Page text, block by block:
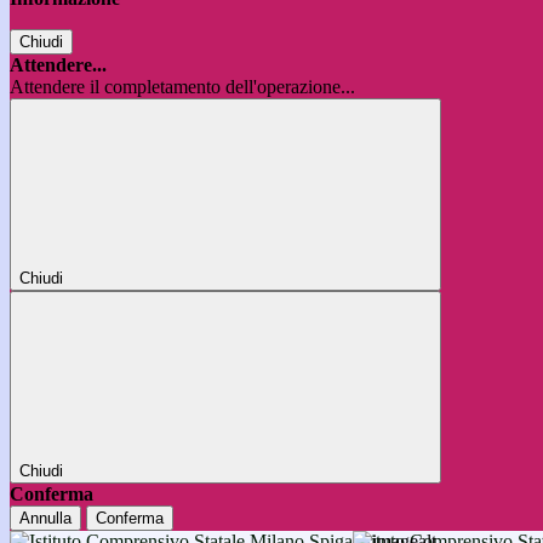
Chiudi
Attendere...
Attendere il completamento dell'operazione...
Chiudi
Chiudi
Conferma
Annulla Conferma